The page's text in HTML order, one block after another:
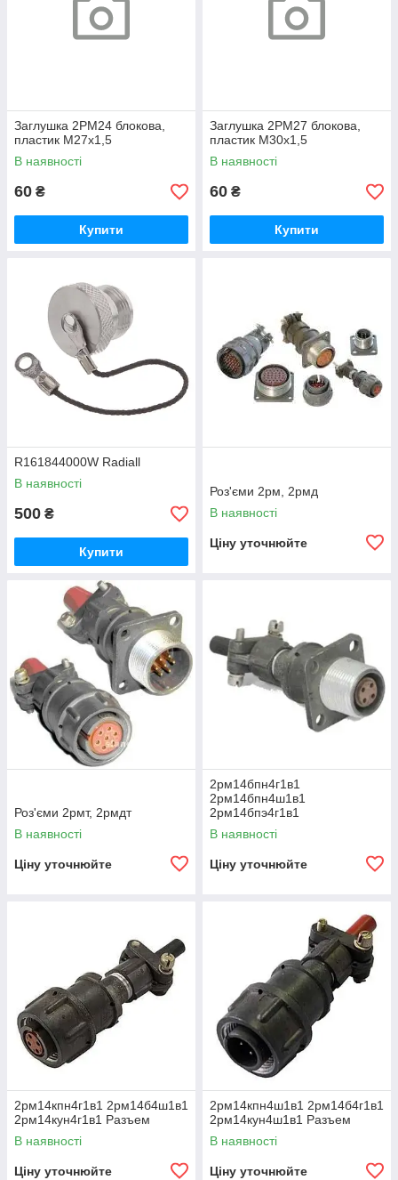
Заглушка 2РМ24 блокова,
пластик М27х1,5
В наявності
60 ₴
Купити
Заглушка 2РМ27 блокова,
пластик М30х1,5
В наявності
60 ₴
Купити
R161844000W Radiall
В наявності
500 ₴
Купити
Роз'єми 2рм, 2рмд
В наявності
Ціну уточнюйте
Роз'єми 2рмт, 2рмдт
В наявності
Ціну уточнюйте
2рм14бпн4г1в1
2рм14бпн4ш1в1
2рм14бпэ4г1в1
2рм14бпэ4ш1в1 Разъем
В наявності
Ціну уточнюйте
2рм14кпн4г1в1 2рм14б4ш1в1
2рм14кун4г1в1 Разъем
В наявності
Ціну уточнюйте
2рм14кпн4ш1в1 2рм14б4г1в1
2рм14кун4ш1в1 Разъем
В наявності
Ціну уточнюйте